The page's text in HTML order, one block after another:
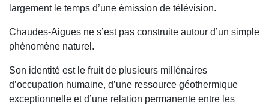
largement le temps d’une émission de télévision.
Chaudes-Aigues ne s’est pas construite autour d’un simple
phénomène naturel.
Son identité est le fruit de plusieurs millénaires
d’occupation humaine, d’une ressource géothermique
exceptionnelle et d’une relation permanente entre les